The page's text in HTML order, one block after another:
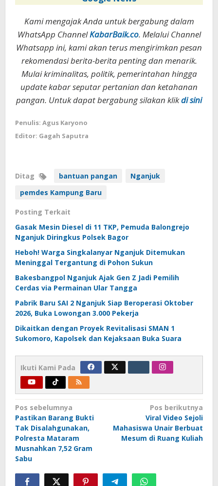
Kami mengajak Anda untuk bergabung dalam
WhatsApp ChannelKabarBaik.co. Melalui Channel
Whatsapp ini, kami akan terus mengirimkan pesan
rekomendasi berita-berita penting dan menarik.
Mulai kriminalitas, politik, pemerintahan hingga
update kabar seputar pertanian dan ketahanan
pangan. Untuk dapat bergabung silakan klikdi sini
Penulis: Agus Karyono
Editor: Gagah Saputra
Ditag bantuan pangan
Nganjuk
pemdes Kampung Baru
Posting Terkait
Gasak Mesin Diesel di 11 TKP, Pemuda Balongrejo
Nganjuk Diringkus Polsek Bagor
Heboh! Warga Singkalanyar Nganjuk Ditemukan
Meninggal Tergantung di Pohon Sukun
Bakesbangpol Nganjuk Ajak Gen Z Jadi Pemilih
Cerdas via Permainan Ular Tangga
Pabrik Baru SAI 2 Nganjuk Siap Beroperasi Oktober
2026, Buka Lowongan 3.000 Pekerja
Dikaitkan dengan Proyek Revitalisasi SMAN 1
Sukomoro, Kapolsek dan Kejaksaan Buka Suara
Ikuti Kami Pada
Navigasi
pos
Pos sebelumnya
Pastikan Barang Bukti
Tak Disalahgunakan,
Polresta Mataram
Musnahkan 7,52 Gram
Sabu
Pos berikutnya
Viral Video Sejoli
Mahasiswa Unair Berbuat
Mesum di Ruang Kuliah